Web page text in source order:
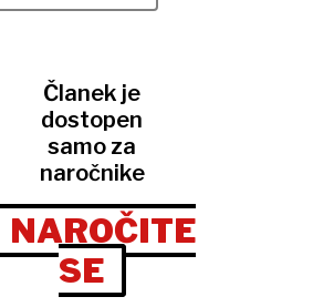
Članek je
dostopen
samo za
naročnike
NAROČITE
SE